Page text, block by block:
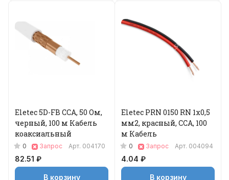
Eletec 5D-FB CCA, 50 Ом,
черный, 100 м Кабель
коаксиальный
0 Запрос Арт. 004170
82.51 ₽
В корзину
Eletec PRN 0150 RN 1х0,5
мм2, красный, ССА, 100
м Кабель
0 Запрос Арт. 004094
4.04 ₽
В корзину